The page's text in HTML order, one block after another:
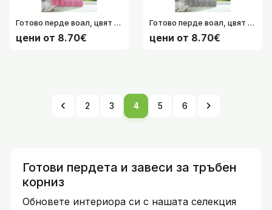
Готово перде воал, цвят Розов с перделик и уши, 175х140*225х140*245x140 см. код-61175 41022761
цени от 8.70€
Готово перде воал, цвят Сив с перделик и уши, 175х140*225х140*245x140 см. код-61175 53286317
цени от 8.70€
chevron_left 2 3 4 5 6 chevron_right
Готови пердета и завеси за тръбен
корниз
Обновете интериора си с нашата селекция